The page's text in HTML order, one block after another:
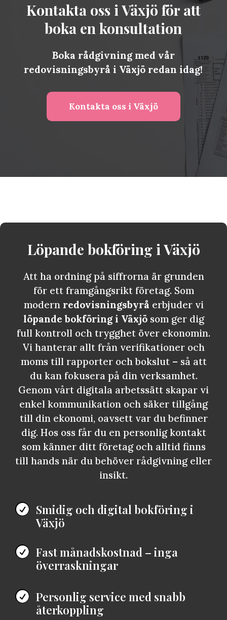
Kontakta oss i Växjö för att
boka en konsultation
Boka rådgivning med vår
redovisningsbyrå i Växjö redan idag!
Kontakta oss i Växjö
Löpande bokföring iVäxjö
Att ha ordning på siffrorna är grunden
för ett framgångsrikt företag. Som
modern redovisningsbyrå erbjuder vi
löpande bokföring i Växjösom ger dig
full kontroll och trygghet över ekonomin.
Vi hanterar allt från verifikationer och
moms till rapporter och bokslut – så att
du kan fokusera på din verksamhet.
Genom vårt digitala arbetssätt skapar vi
enkel kommunikation och säker tillgång
till din ekonomi, oavsett var du befinner
dig. Hos oss får du en personlig kontakt
som känner ditt företag och alltid finns
till hands när du behöver rådgivning eller
insikt.
 Smidig och digital bokföring i
Växjö
 Fast månadskostnad – inga
överraskningar
 Personlig service med snabb
återkoppling